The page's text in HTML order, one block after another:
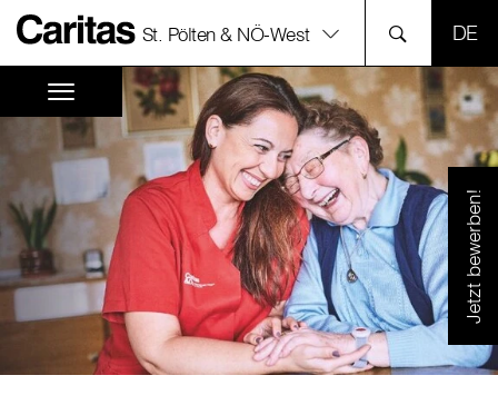
St. Pölten & NÖ-West
Jetzt bewerben!